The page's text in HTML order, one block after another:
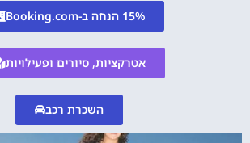
15% הנחה ב-Booking.com
אטרקציות, סיורים ופעילויות
השכרת רכב